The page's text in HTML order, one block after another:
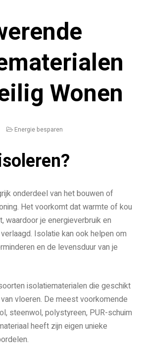
Wonen
Energie besparen
onderdeel van het bouwen of
Het voorkomt dat warmte of kou
waardoor je energieverbruik en
Isolatie kan ook helpen om
en de levensduur van je
isolatiematerialen die geschikt
vloeren. De meest voorkomende
steenwol, polystyreen, PUR-schuim
heeft zijn eigen unieke